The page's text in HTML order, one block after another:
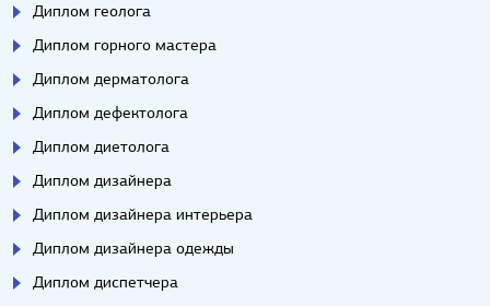
Диплом геолога
Диплом горного мастера
Диплом дерматолога
Диплом дефектолога
Диплом диетолога
Диплом дизайнера
Диплом дизайнера интерьера
Диплом дизайнера одежды
Диплом диспетчера